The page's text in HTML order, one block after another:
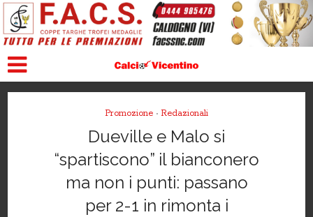
Promozione • Redazionali
Dueville e Malo si
“spartiscono” il bianconero
ma non i punti: passano
per 2-1 in rimonta i